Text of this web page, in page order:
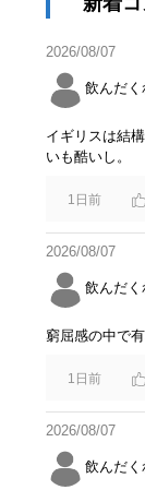
2026/08/07
飲んだく
イギリスは結
いも酷いし。
1日前
2026/08/07
飲んだく
窮屈感の中で
1日前
2026/08/07
飲んだく